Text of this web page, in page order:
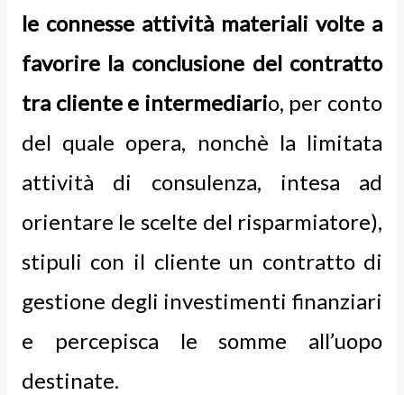
le connesse attività materiali volte a
favorire la conclusione del contratto
tra cliente e intermediario, per conto
del quale opera, nonchè la limitata
attività di consulenza, intesa ad
orientare le scelte del risparmiatore),
stipuli con il cliente un contratto di
gestione degli investimenti finanziari
e percepisca le somme all’uopo
destinate.